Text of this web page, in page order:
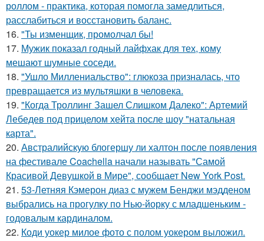
роллом - практика, которая помогла замедлиться,
расслабиться и восстановить баланс.
16. "Ты изменщик, промолчал бы!
17. Мужик показал годный лайфхак для тех, кому
мешают шумные соседи.
18. "Ушло Миллениальство": глюкоза призналась, что
превращается из мультяшки в человека.
19. "Когда Троллинг Зашел Слишком Далеко": Артемий
Лебедев под прицелом хейта после шоу "натальная
карта".
20. Австралийскую блогершу ли халтон после появления
на фестивале Coachella начали называть "Самой
Красивой Девушкой в Мире", сообщает New York Post.
21. 53-Летняя Кэмерон диаз с мужем Бенджи мэдденом
выбрались на прогулку по Нью-йорку с младшеньким -
годовалым кардиналом.
22. Коди уокер милое фото с полом уокером выложил.